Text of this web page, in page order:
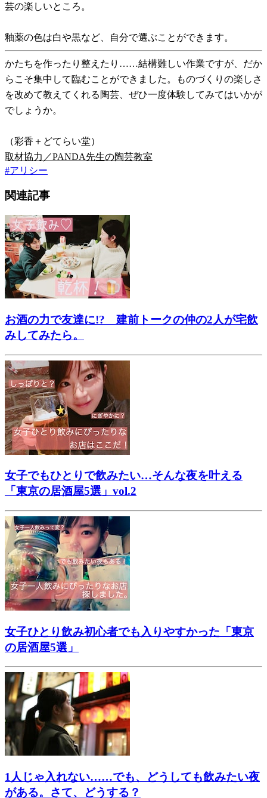
芸の楽しいところ。
釉薬の色は白や黒など、自分で選ぶことができます。
かたちを作ったり整えたり……結構難しい作業ですが、だか
らこそ集中して臨むことができました。ものづくりの楽しさ
を改めて教えてくれる陶芸、ぜひ一度体験してみてはいかが
でしょうか。
（彩香＋どてらい堂）
取材協力／PANDA先生の陶芸教室
#アリシー
関連記事
お酒の力で友達に!? 建前トークの仲の2人が宅飲
みしてみたら。
女子でもひとりで飲みたい…そんな夜を叶える
「東京の居酒屋5選」vol.2
女子ひとり飲み初心者でも入りやすかった「東京
の居酒屋5選」
1人じゃ入れない……でも、どうしても飲みたい夜
がある。さて、どうする？